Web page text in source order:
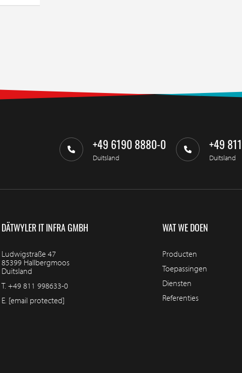
+49 6190 8880-0
Duitsland
+49
Duitsland
DÄTWYLER IT INFRA GMBH
Ludwigstraße 47
85399 Hallbergmoos
Duitsland
T. +49 811 998633-0
E. [email protected]
WAT WE DOEN
Producten
Toepassingen
Diensten
Referenties